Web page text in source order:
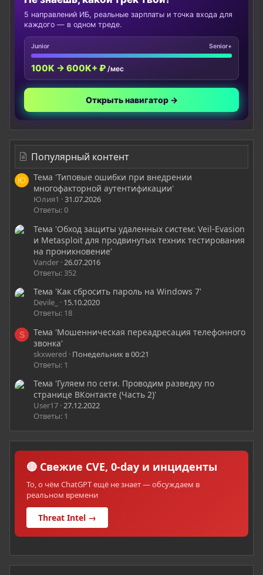
5 направлений ИБ, реальные зарплаты и точка входа для
каждого — в одном треде.
Junior Senior+
100K → 600K+ ₽ /мес
Открыть навигатор →
Популярный контент
Ю
Тема 'Типовые ошибки при внедрении
многофакторной аутентификации'
Юлия1
31.07.2026
Ответы: 0
Тема 'Обход защиты удаленных систем: Veil-Evasion
и Metasploit для продвинутых техник тестирования
на проникновение'
Vander 26.07.2016
Ответы: 352
Тема 'Как сбросить пароль на Windows 7'
Devile_
15.10.2020
Ответы: 18
S
Тема 'Мошенническая переадресация телефонного
звонка'
skxwered
Понедельник в 00:21
Ответы: 1
Тема 'Гуляем по сети. Проводим разведку по
странице ВКонтакте (Часть 2)'
User17 27.12.2022
Ответы: 1
🔴 Свежие CVE, 0-day и инциденты
То, о чём ChatGPT ещё не знает — обсуждаем в
реальном времени
Threat Intel →